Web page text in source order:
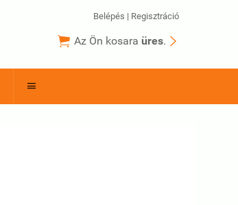
 Az Ön kosara üres. 
Belépés | Regisztráció
